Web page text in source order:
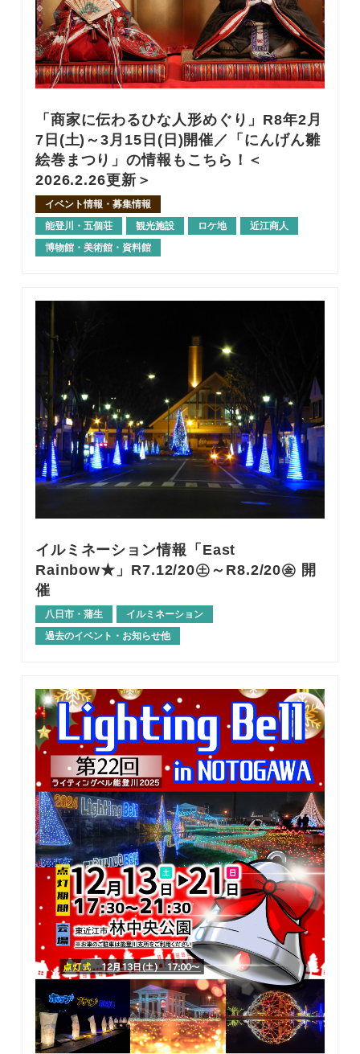
「商家に伝わるひな人形めぐり」R8年2月
7日(土)～3月15日(日)開催／「にんげん雛
絵巻まつり」の情報もこちら！＜
2026.2.26更新＞
イベント情報・募集情報
能登川・五個荘
観光施設 ロケ地
近江商人
博物館・美術館・資料館
イルミネーション情報「East
Rainbow★」R7.12/20㊏～R8.2/20㊎ 開
催
八日市・蒲生
イルミネーション
過去のイベント・お知らせ他